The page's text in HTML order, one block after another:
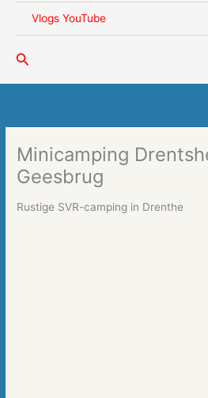
Vlogs YouTube
Zoeken
Minicamping
Geesbrug
Rustige SVR-camping in Drenthe